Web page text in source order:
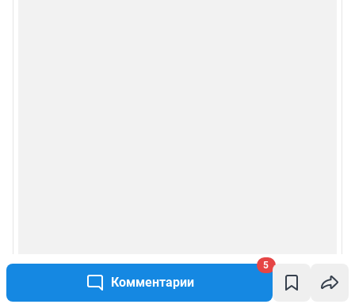
Комментарии
5